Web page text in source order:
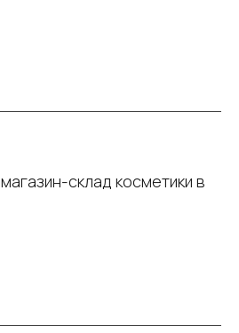
склад косметики в